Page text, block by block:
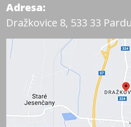
Adresa:
Dražkovice 8, 533 33